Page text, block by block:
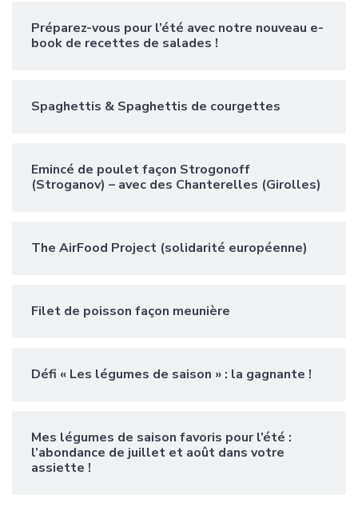
Préparez-vous pour l’été avec notre nouveau e-
book de recettes de salades !
Spaghettis & Spaghettis de courgettes
Emincé de poulet façon Strogonoff
(Stroganov) – avec des Chanterelles (Girolles)
The AirFood Project (solidarité européenne)
Filet de poisson façon meunière
Défi « Les légumes de saison » : la gagnante !
Mes légumes de saison favoris pour l’été :
l’abondance de juillet et août dans votre
assiette !